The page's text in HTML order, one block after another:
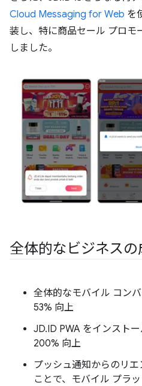
Cloud Messaging for Web を
装し、特に商品セール プロモ
しました。
全体的なビジネスの
全体的なモバイル コン
53% 向上
JD.ID PWA をインスト
200% 向上
プッシュ通知からのリ
ことで、モバイル プラ